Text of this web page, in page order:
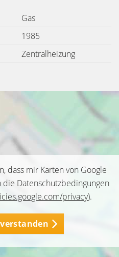
Gas
1985
Zentralheizung
dass mir Karten von Google
die Datenschutzbedingungen
privacy).